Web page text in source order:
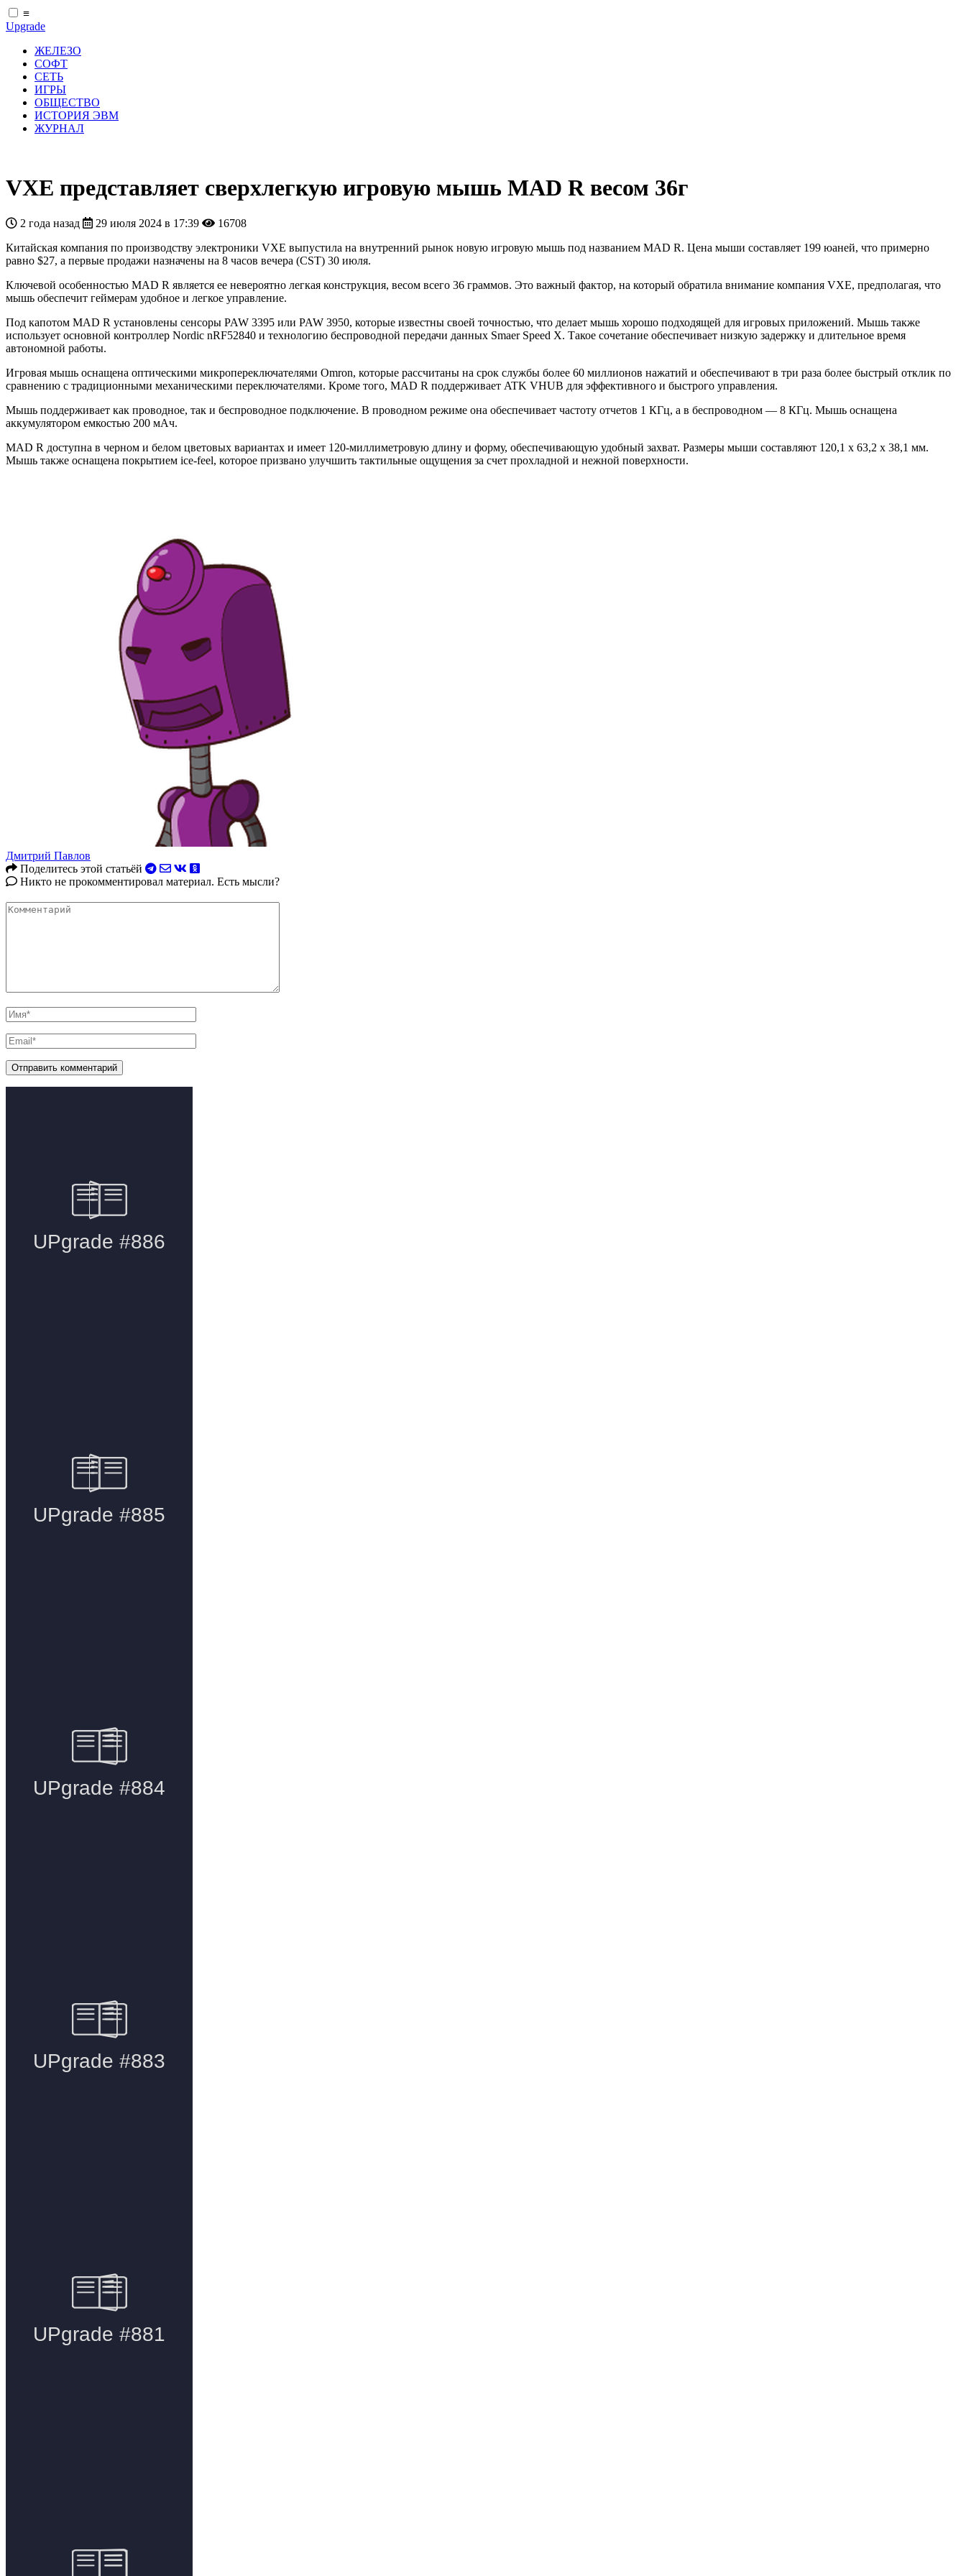
≡
Upgrade
ЖЕЛЕЗО
СОФТ
СЕТЬ
ИГРЫ
ОБЩЕСТВО
ИСТОРИЯ ЭВМ
ЖУРНАЛ
VXE представляет сверхлегкую игровую мышь MAD R весом 36г
2 года назад 29 июля 2024 в 17:39
16708
Китайская компания по производству электроники VXE выпустила на внутренний рынок новую игровую мышь под названием MAD R. Цена мыши составляет 199 юаней, что примерно
равно $27, а первые продажи назначены на 8 часов вечера (CST) 30 июля.
Ключевой особенностью MAD R является ее невероятно легкая конструкция, весом всего 36 граммов. Это важный фактор, на который обратила внимание компания VXE, предполагая, что
мышь обеспечит геймерам удобное и легкое управление.
Под капотом MAD R установлены сенсоры PAW 3395 или PAW 3950, которые известны своей точностью, что делает мышь хорошо подходящей для игровых приложений. Мышь также
использует основной контроллер Nordic nRF52840 и технологию беспроводной передачи данных Smaer Speed X. Такое сочетание обеспечивает низкую задержку и длительное время
автономной работы.
Игровая мышь оснащена оптическими микропереключателями Omron, которые рассчитаны на срок службы более 60 миллионов нажатий и обеспечивают в три раза более быстрый отклик по
сравнению с традиционными механическими переключателями. Кроме того, MAD R поддерживает ATK VHUB для эффективного и быстрого управления.
Мышь поддерживает как проводное, так и беспроводное подключение. В проводном режиме она обеспечивает частоту отчетов 1 КГц, а в беспроводном — 8 КГц. Мышь оснащена
аккумулятором емкостью 200 мАч.
MAD R доступна в черном и белом цветовых вариантах и имеет 120-миллиметровую длину и форму, обеспечивающую удобный захват. Размеры мыши составляют 120,1 x 63,2 x 38,1 мм.
Мышь также оснащена покрытием ice-feel, которое призвано улучшить тактильные ощущения за счет прохладной и нежной поверхности.
Дмитрий Павлов
Поделитесь этой статьёй
Никто не прокомментировал материал. Есть мысли?